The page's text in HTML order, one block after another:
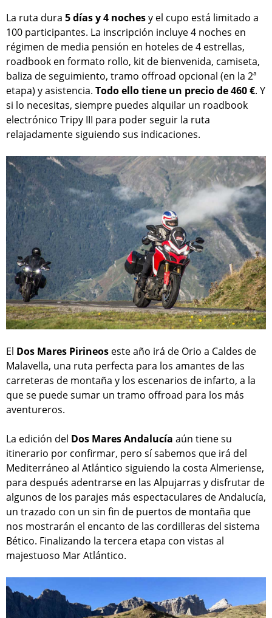
La ruta dura 5 días y 4 nochesy el cupo está limitado a
100 participantes. La inscripción incluye 4 noches en
régimen de media pensión en hoteles de 4 estrellas,
roadbook en formato rollo, kit de bienvenida, camiseta,
baliza de seguimiento, tramo offroad opcional (en la 2ª
etapa) y asistencia. Todo ello tiene un precio de 460 €. Y
si lo necesitas, siempre puedes alquilar un roadbook
electrónico Tripy III para poder seguir la ruta
relajadamente siguiendo sus indicaciones.
El Dos Mares Pirineos este año irá de Orio a Caldes de
Malavella, una ruta perfecta para los amantes de las
carreteras de montaña y los escenarios de infarto, a la
que se puede sumar un tramo offroad para los más
aventureros.
La edición del Dos Mares Andalucía aún tiene su
itinerario por confirmar, pero sí sabemos que irá del
Mediterráneo al Atlántico siguiendo la costa Almeriense,
para después adentrarse en las Alpujarras y disfrutar de
algunos de los parajes más espectaculares de Andalucía,
un trazado con un sin fin de puertos de montaña que
nos mostrarán el encanto de las cordilleras del sistema
Bético. Finalizando la tercera etapa con vistas al
majestuoso Mar Atlántico.